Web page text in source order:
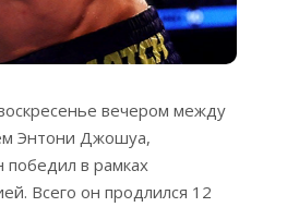
вечером между
Энтони Джошуа,
победил в рамках
Всего он продлился 12